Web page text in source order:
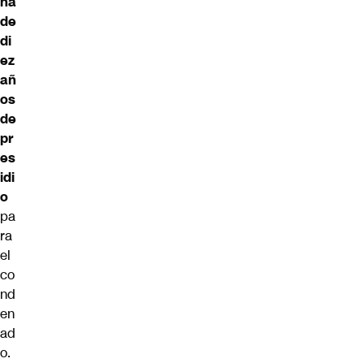
de
di
ez
añ
os
de
pr
es
idi
o
pa
ra
el
co
nd
en
ad
o.